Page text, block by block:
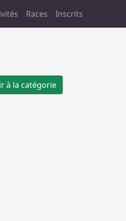
Races Inscrits
à la catégorie